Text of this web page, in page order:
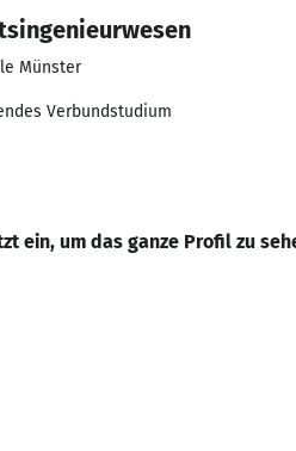
Münster
Verbundstudium
ein, um das ganze Profil zu